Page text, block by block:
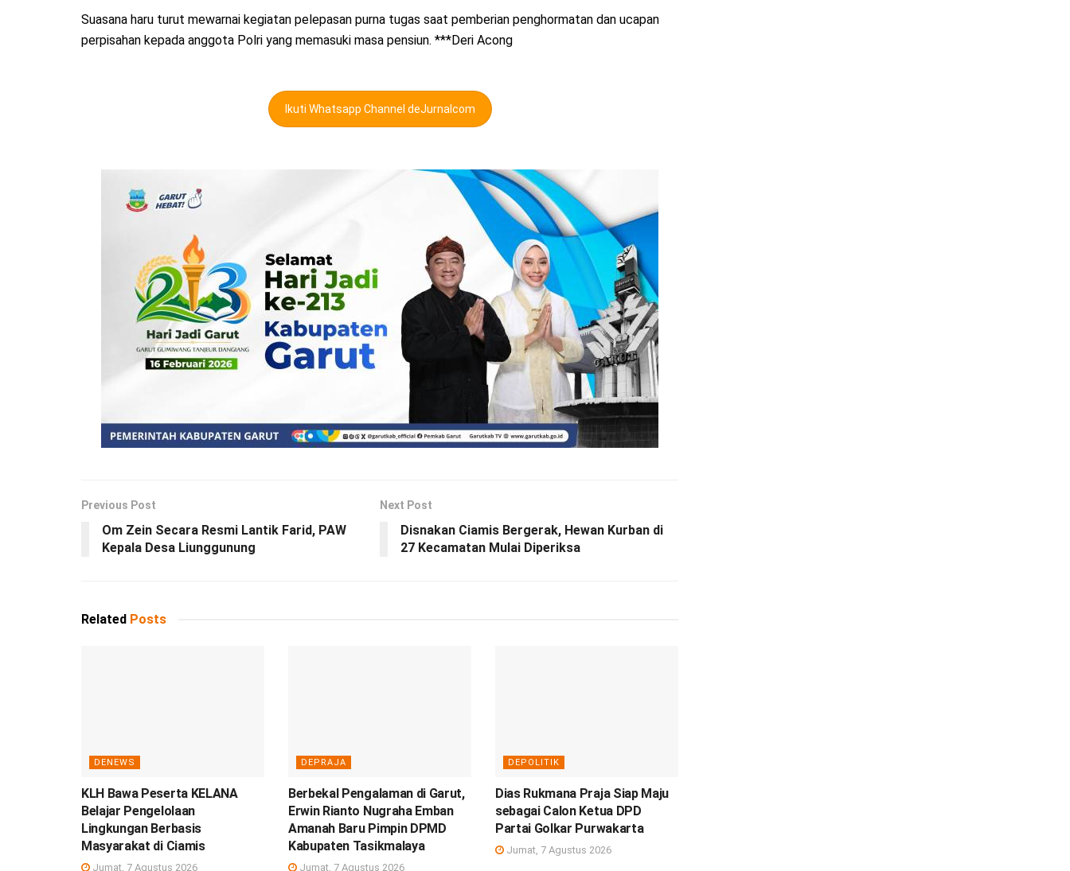
Suasana haru turut mewarnai kegiatan pelepasan purna tugas saat pemberian penghormatan dan ucapan
perpisahan kepada anggota Polri yang memasuki masa pensiun. ***Deri Acong
Ikuti Whatsapp Channel deJurnalcom
Previous Post
Om Zein Secara Resmi Lantik Farid, PAW
Kepala Desa Liunggunung
Next Post
Disnakan Ciamis Bergerak, Hewan Kurban di
27 Kecamatan Mulai Diperiksa
Related Posts
DENEWS
KLH Bawa Peserta KELANA
Belajar Pengelolaan
Lingkungan Berbasis
Masyarakat di Ciamis
Jumat, 7 Agustus 2026
DEPRAJA
Berbekal Pengalaman di Garut,
Erwin Rianto Nugraha Emban
Amanah Baru Pimpin DPMD
Kabupaten Tasikmalaya
Jumat, 7 Agustus 2026
DEPOLITIK
Dias Rukmana Praja Siap Maju
sebagai Calon Ketua DPD
Partai Golkar Purwakarta
Jumat, 7 Agustus 2026